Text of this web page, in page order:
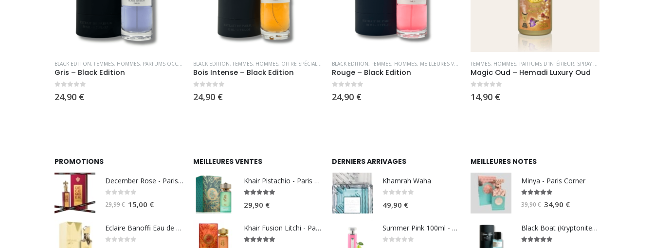
PARFUMS OCCIDENTAUX
BLACK EDITION, FEMMES, HOMMES, PARFUMS OCCIDENTAUX
Gris – Black Edition
24,90 €
BLACK EDITION, FEMMES, HOMMES, OFFRE SPÉCIALE , PARFUMS OCCIDENTAUX
Bois Intense – Black Edition
24,90 €
BLACK EDITION, FEMMES, HOMMES, MEILLEURES VENTES ,OFFRE SPÉCIALE,PARFUMS OCCIDENTAUX
Rouge – Black Edition
24,90 €
FEMMES, HOMMES, PARFUMS D'INTÉRIEUR, SPRAY D'INTÉRIEUR DE DUBAI
Magic Oud – Hemadi Luxury Oud
14,90 €
PROMOTIONS
December Rose - Paris Corner
29,99€ Le
initial
était :
15,00 €Le
actuel
Eclaire Banoffi Eau de parfum 100ml - Lattafa
MEILLEURES VENTES
Khair Pistachio - Paris Corner
29,90 €
Khair Fusion Litchi - Paris Corner
DERNIERS ARRIVAGES
Khamrah Waha
49,90 €
Summer Pink 100ml - REEF perfumes
MEILLEURES NOTES
Minya - Paris Corner
39,90€ Le
initial
était :
34,90 €Le
actuel
Black Boat (Kryptonite) - Black Edition